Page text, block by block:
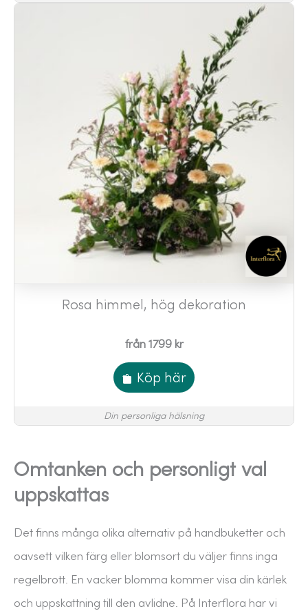
Rosa himmel, hög dekoration
från 1799 kr
Köp här
Din personliga hälsning
Omtanken och personligt val
uppskattas
Det finns många olika alternativ på handbuketter och
oavsett vilken färg eller blomsort du väljer finns inga
regelbrott. En vacker blomma kommer visa din kärlek
och uppskattning till den avlidne. På Interflora har vi